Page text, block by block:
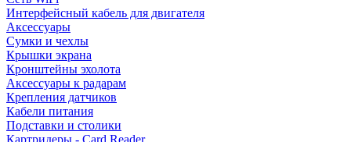
Интерфейсный кабель для двигателя
Аксессуары
Сумки и чехлы
Крышки экрана
Кронштейны эхолота
Аксессуары к радарам
Крепления датчиков
Кабели питания
Подставки и столики
Картридеры - Card Reader